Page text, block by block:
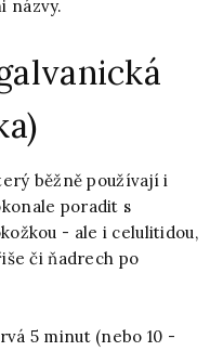
názvy.
běžně používají i
poradit s
- ale i celulitidou,
či ňadrech po
5 minut (nebo 10 -